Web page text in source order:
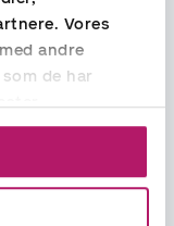
Vores
andre
de har